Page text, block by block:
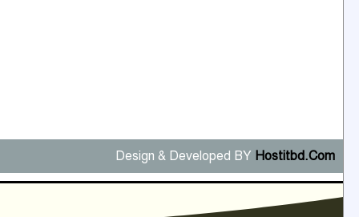
Design & Developed BY Hostitbd.Com